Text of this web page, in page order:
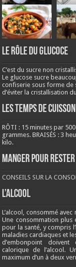
LE RÔLE DU GLUCOCE
C’est du sucre non
Le glucose sucre
confiserie sous forme de
d’éviter la cristallisation
LES TEMPS DE CUISSON
RÔTI : 15 minutes par
grammes. BRAISÉS : 3
kilo.
Manger pour rester
CONSEILS SUR LA
L’ALCOOL
L’alcool, consommé
Une consommation
pour la santé, y compris
maladies cardiaques et
d’embonpoint
calorique de l’alcool.
maximum d’un à deux